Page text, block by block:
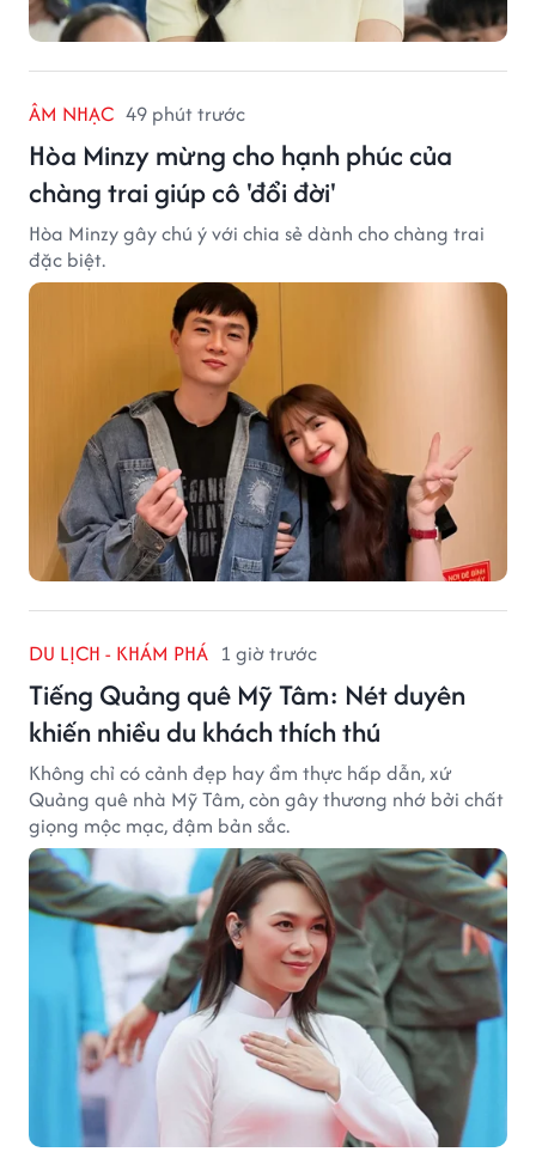
ÂM NHẠC 49 phút trước
Hòa Minzy mừng cho hạnh phúc của
chàng trai giúp cô 'đổi đời'
Hòa Minzy gây chú ý với chia sẻ dành cho chàng trai
đặc biệt.
DU LỊCH - KHÁM PHÁ 1 giờ trước
Tiếng Quảng quê Mỹ Tâm: Nét duyên
khiến nhiều du khách thích thú
Không chỉ có cảnh đẹp hay ẩm thực hấp dẫn, xứ
Quảng quê nhà Mỹ Tâm, còn gây thương nhớ bởi chất
giọng mộc mạc, đậm bản sắc.